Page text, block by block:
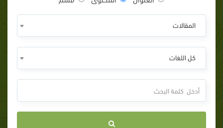
المقالات
كل اللغات